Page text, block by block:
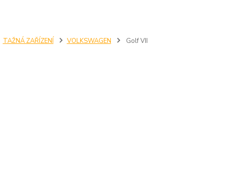
TAŽNÁ ZAŘÍZENÍ VOLKSWAGEN Golf VII